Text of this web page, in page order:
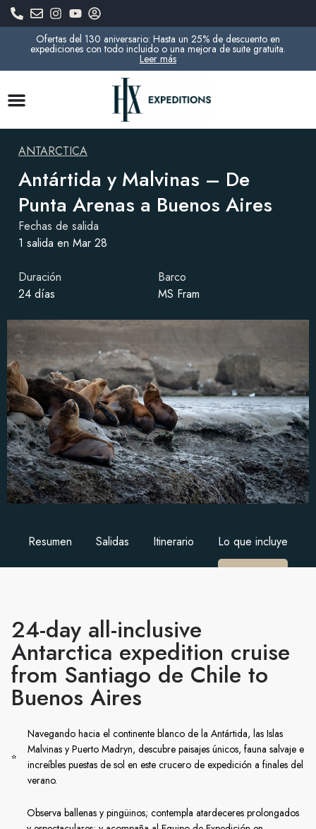
Ofertas del 130 aniversario: Hasta un 25% de descuento en
expediciones con todo incluido o una mejora de suite gratuita.
Leer más
ANTARCTICA
Antártida y Malvinas – De
Punta Arenas a Buenos Aires
Fechas de salida
1 salida en Mar 28
Duración
24 días
Barco
MS Fram
Resumen Salidas Itinerario Lo que incluye
24-day all-inclusive
Antarctica expedition cruise
from Santiago de Chile to
Buenos Aires
Navegando hacia el continente blanco de la Antártida, las Islas
Malvinas y Puerto Madryn, descubre paisajes únicos, fauna salvaje e
increíbles puestas de sol en este crucero de expedición a finales del
verano.
Observa ballenas y pingüinos; contempla atardeceres prolongados